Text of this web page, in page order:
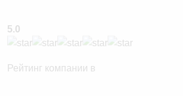
5.0
Рейтинг компании в